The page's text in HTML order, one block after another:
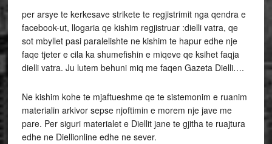
per arsye te kerkesave strikete te regjistrimit nga qendra e
facebook-ut, llogaria qe kishim regjistruar :dielli vatra, qe
sot mbyllet pasi paralelishte ne kishim te hapur edhe nje
faqe tjeter e cila ka shumefishin e miqeve qe ksihet faqja
dielli vatra. Ju lutem behuni miq me faqen Gazeta Dielli….
Ne kishim kohe te mjaftueshme qe te sistemonim e ruanim
materialin arkivor sepse njoftimin e morem nje jave me
pare. Per siguri materialet e Diellit jane te gjitha te ruajtura
edhe ne Diellionline edhe ne sever.